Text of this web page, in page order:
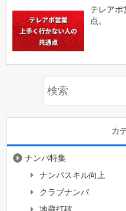
テレアポ
点。
カ
ナンパ特集
ナンパスキル向上
クラブナンパ